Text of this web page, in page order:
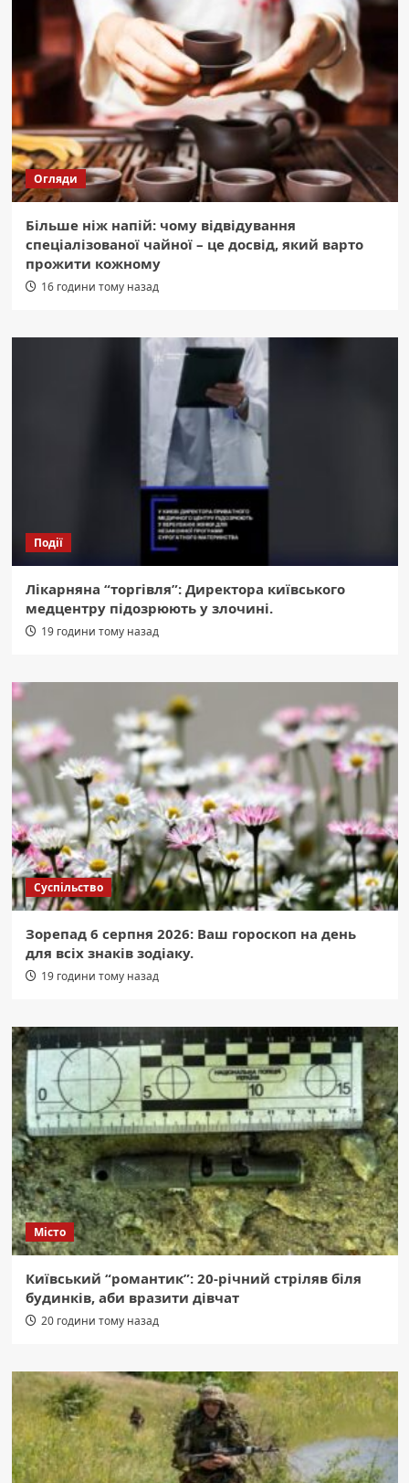
Огляди
Більше ніж напій: чому відвідування
спеціалізованої чайної – це досвід, який варто
прожити кожному
16 години тому назад
Події
Лікарняна “торгівля”: Директора київського
медцентру підозрюють у злочині.
19 години тому назад
Суспільство
Зорепад 6 серпня 2026: Ваш гороскоп на день
для всіх знаків зодіаку.
19 години тому назад
Місто
Київський “романтик”: 20-річний стріляв біля
будинків, аби вразити дівчат
20 години тому назад